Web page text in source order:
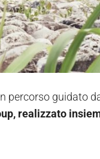
percorso guidato
realizzato